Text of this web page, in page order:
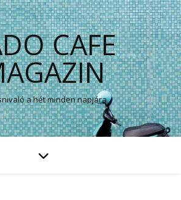
CAFE
a hét minden napjára